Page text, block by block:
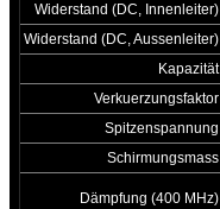
Widerstand (DC, Innenleiter)
Widerstand (DC, Aussenleiter)
Kapazität
Verkuerzungsfaktor
Spitzenspannung
Schirmungsmass
Dämpfung (400 MHz)